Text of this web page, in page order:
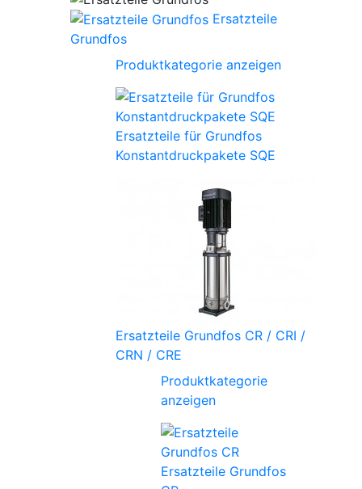
Ersatzteile
Grundfos
Produktkategorie anzeigen
Ersatzteile für Grundfos
Konstantdruckpakete SQE
Ersatzteile Grundfos CR / CRI /
CRN / CRE
Produktkategorie
anzeigen
Ersatzteile Grundfos